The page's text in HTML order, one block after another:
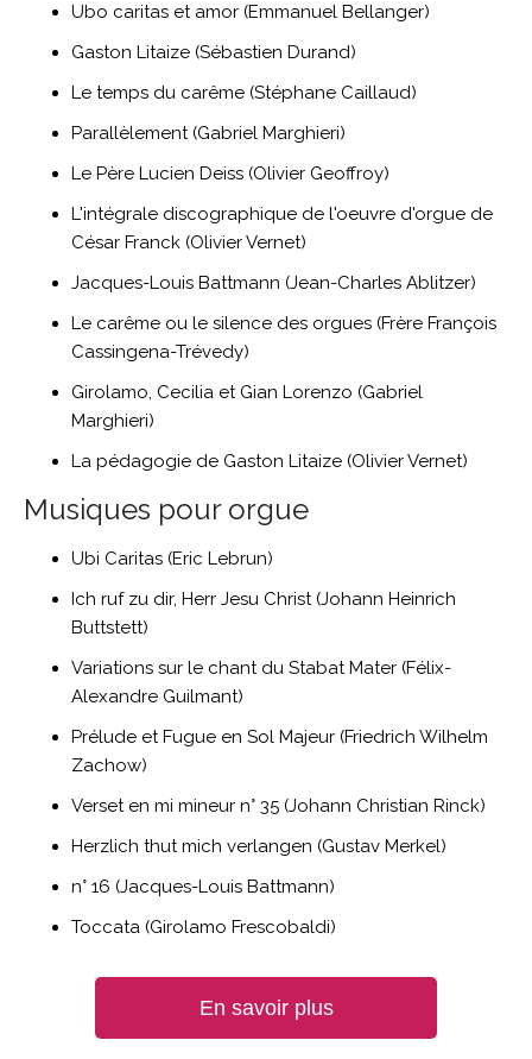
Ubo caritas et amor (Emmanuel Bellanger)
Gaston Litaize (Sébastien Durand)
Le temps du carême (Stéphane Caillaud)
Parallèlement (Gabriel Marghieri)
Le Père Lucien Deiss (Olivier Geoffroy)
L'intégrale discographique de l'oeuvre d'orgue de
César Franck (Olivier Vernet)
Jacques-Louis Battmann (Jean-Charles Ablitzer)
Le carême ou le silence des orgues (Frère François
Cassingena-Trévedy)
Girolamo, Cecilia et Gian Lorenzo (Gabriel
Marghieri)
La pédagogie de Gaston Litaize (Olivier Vernet)
Musiques pour orgue
Ubi Caritas (Eric Lebrun)
Ich ruf zu dir, Herr Jesu Christ (Johann Heinrich
Buttstett)
Variations sur le chant du Stabat Mater (Félix-
Alexandre Guilmant)
Prélude et Fugue en Sol Majeur (Friedrich Wilhelm
Zachow)
Verset en mi mineur n° 35 (Johann Christian Rinck)
Herzlich thut mich verlangen (Gustav Merkel)
n° 16 (Jacques-Louis Battmann)
Toccata (Girolamo Frescobaldi)
En savoir plus